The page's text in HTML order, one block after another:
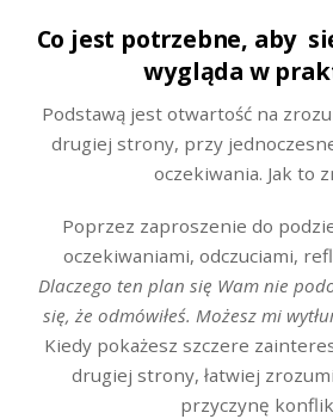
Co jest potrzebne, aby
wygląda w
Podstawą jest otwartość na
drugiej strony, przy
oczekiwania. Jak to
Poprzez zaproszenie do
oczekiwaniami, odczuciami,
Dlaczego ten plan się Wam nie
się, że odmówiłeś. Możesz mi
Kiedy pokażesz szczere
drugiej strony, łatwiej
przyczynę